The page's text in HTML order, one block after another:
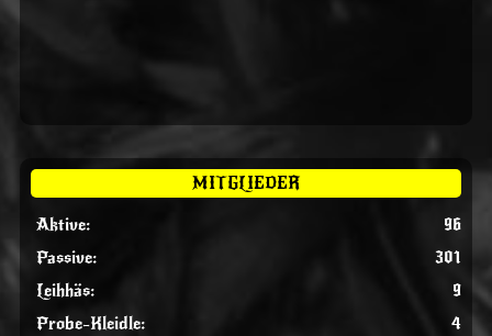
MITGLIEDER
Aktive:
96
Passive:
301
Leihhäs:
9
Probe-Kleidle:
4